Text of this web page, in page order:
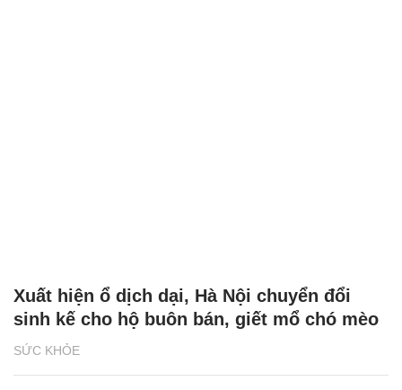
SỨC KHỎE
Xuất hiện ổ dịch dại, Hà Nội chuyển đổi
sinh kế cho hộ buôn bán, giết mổ chó mèo